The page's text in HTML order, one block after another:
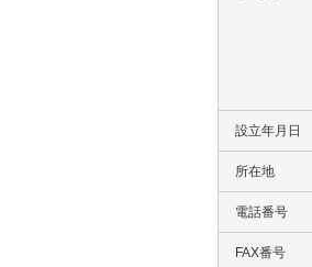
設立年月日
所在地
電話番号
FAX番号